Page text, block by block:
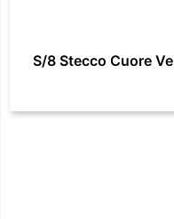
S/8 Stecco Cuore